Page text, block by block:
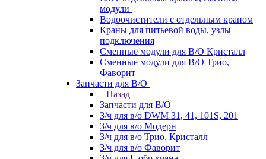
модули
Водоочистители с отдельным краном
Краны для питьевой воды, узлы
подключения
Сменные модули для В/О Кристалл
Сменные модули для В/О Трио,
Фаворит
Запчасти для В/О
Назад
Запчасти для В/О
З/ч для в/о DWM 31, 41, 101S, 201
З/ч для в/о Модерн
З/ч для в/о Трио, Кристалл
З/ч для в/о Фаворит